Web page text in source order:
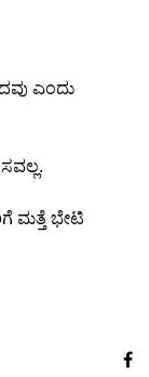
ಎಂದು
ಮತ್ತೆ ಭೇಟಿ